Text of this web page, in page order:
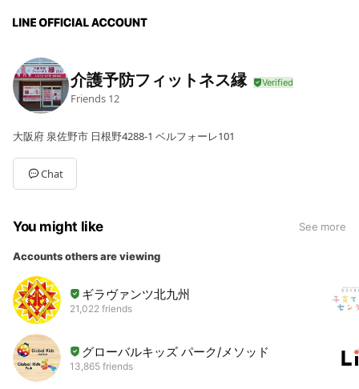
介護予防フィットネス縁
Friends 12
大阪府 泉佐野市 日根野4288-1 ベルフォーレ101
Chat
You might like See more
Accounts others are viewing
ギラヴァンツ北九州
21,022 friends
グローバルキッズ パーク/メソッド
13,865 friends